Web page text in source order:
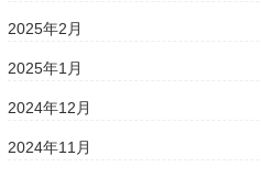
2025年2月
2025年1月
2024年12月
2024年11月